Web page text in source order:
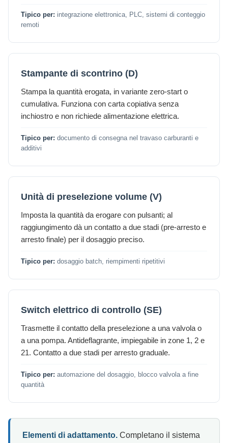
Tipico per: integrazione elettronica, PLC, sistemi di conteggio
remoti
Stampante di scontrino (D)
Stampa la quantità erogata, in variante zero-start o
cumulativa. Funziona con carta copiativa senza
inchiostro e non richiede alimentazione elettrica.
Tipico per: documento di consegna nel travaso carburanti e
additivi
Unità di preselezione volume (V)
Imposta la quantità da erogare con pulsanti; al
raggiungimento dà un contatto a due stadi (pre-arresto e
arresto finale) per il dosaggio preciso.
Tipico per: dosaggio batch, riempimenti ripetitivi
Switch elettrico di controllo (SE)
Trasmette il contatto della preselezione a una valvola o
a una pompa. Antideflagrante, impiegabile in zone 1, 2 e
21. Contatto a due stadi per arresto graduale.
Tipico per: automazione del dosaggio, blocco valvola a fine
quantità
Elementi di adattamento. Completano il sistema